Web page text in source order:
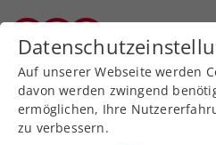
Zurück zur
Turniere
Auf unserer Webseite werden
davon werden zwingend
ermöglichen, Ihre
zu verbessern.